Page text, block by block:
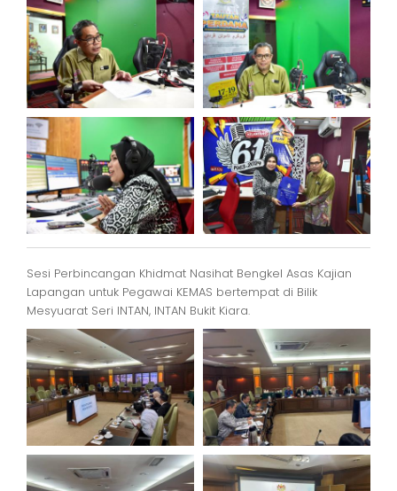
Sesi Perbincangan Khidmat Nasihat Bengkel Asas Kajian
Lapangan untuk Pegawai KEMAS bertempat di Bilik
Mesyuarat Seri INTAN, INTAN Bukit Kiara.